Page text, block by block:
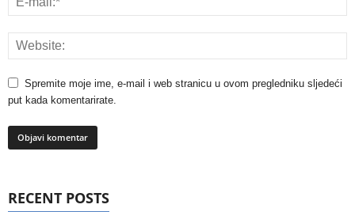
Spremite moje ime, e-mail i web stranicu u ovom pregledniku sljedeći
put kada komentarirate.
RECENT POSTS